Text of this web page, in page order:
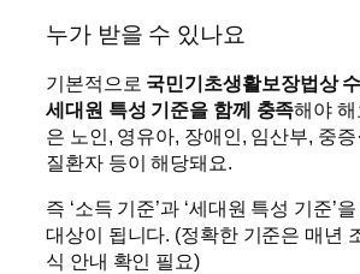
누가 받을 수 있나요
기본적으로 국민기초생활보장법상
세대원 특성 기준을 함께 충족해야
은 노인, 영유아, 장애인, 임산부, 중증
질환자 등이 해당돼요.
즉 ‘소득 기준’과 ‘세대원 특성 기준’
대상이 됩니다. (정확한 기준은 매년
식 안내 확인 필요)